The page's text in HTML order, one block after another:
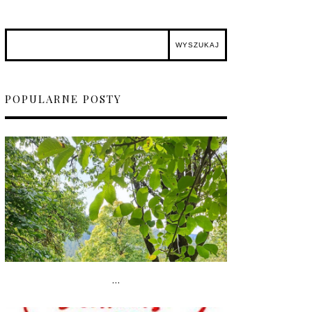
POPULARNE POSTY
...